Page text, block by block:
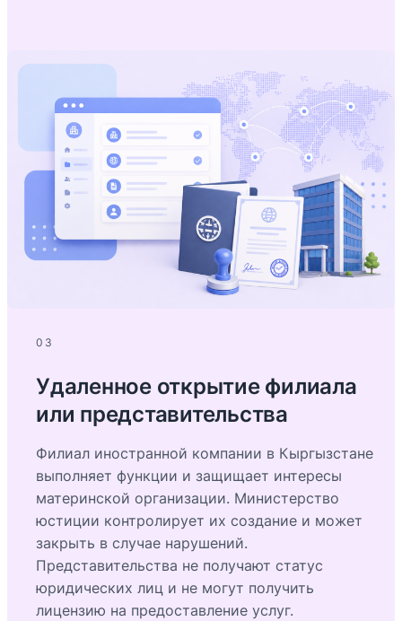
03
Удаленное открытие филиала
или представительства
Филиал иностранной компании в Кыргызстане
выполняет функции и защищает интересы
материнской организации. Министерство
юстиции контролирует их создание и может
закрыть в случае нарушений.
Представительства не получают статус
юридических лиц и не могут получить
лицензию на предоставление услуг.